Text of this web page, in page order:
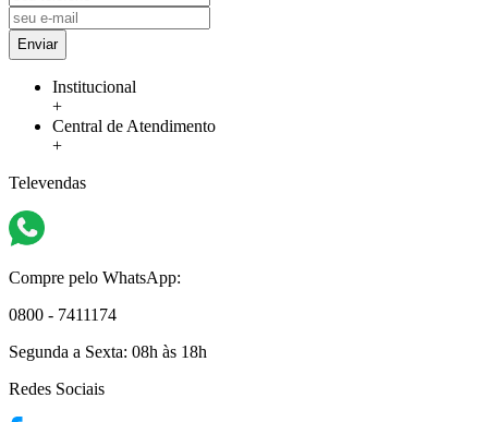
Enviar
Institucional
+
Central de Atendimento
+
Televendas
Compre pelo WhatsApp:
0800 - 7411174
Segunda a Sexta: 08h às 18h
Redes Sociais